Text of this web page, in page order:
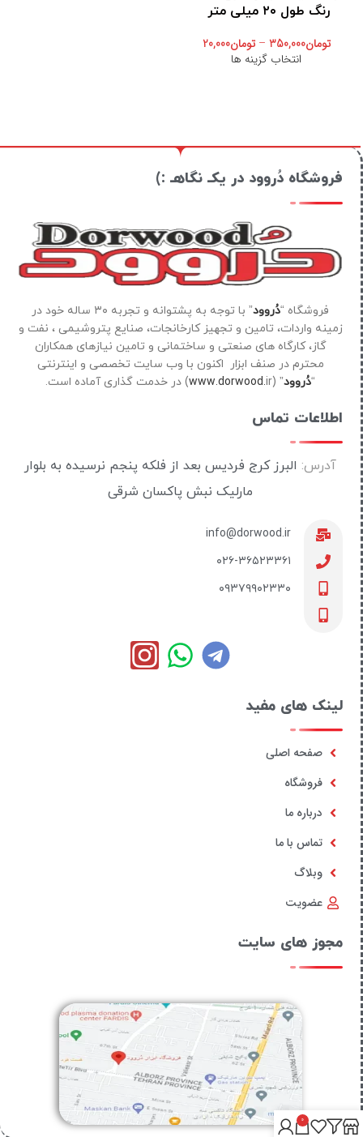
رنگ طول ۲۰ میلی متر
تومان350,000
– تومان20,000
انتخاب گزینه ها
فروشگاه دُروود در یکـ نگاهـ :)
فروشگاه “دُروود
” با توجه به پشتوانه و تجربه ۳۰ ساله خود در
زمینه واردات، تامین و تجهیز کارخانجات، صنایع پتروشیمی ، نفت و
گاز، کارگاه های صنعتی و ساختمانی و تامین نیازهای همکاران
محترم در صنف ابزار اکنون با وب سایت تخصصی و اینترنتی
“دُروود” (
www.dorwood.ir) در خدمت گذاری آماده است.
اطلاعات تماس
آدرس: البرز کرج فردیس بعد از فلکه پنجم نرسیده به بلوار
مارلیک نبش پاکسان شرقی
info@dorwood.ir
۰۲۶-۳۶۵۲۳۳۶۱
۰۹۳۷۹۹۰۲۳۳۰
لینک های مفید
صفحه اصلی
فروشگاه
درباره ما
تماس با ما
وبلاگ
عضویت
مجوز های سایت
0